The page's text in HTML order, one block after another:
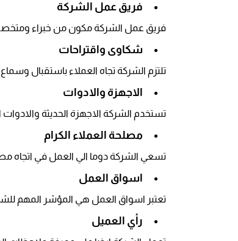
فريق عمل الشركة
فريق عمل الشركة مكون من خبراء
شكاوى واقتراحات
تلتزم الشركة تجاه العملاء باستقبال
الاجهزة والادوات
تستخدم الشركة الاجهزة الحديثة
مصلحة العملاء الكرام
تسعي الشركة دوما الي العمل في اتجاه
اسواق العمل
تعتبر اسواق العمل هي المؤشر المهم
رأي العميل